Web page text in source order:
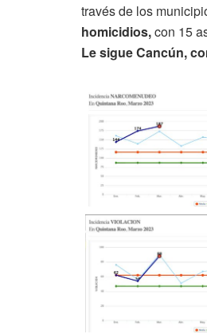
través de los
homicidios,con 15
Le sigue Cancún,